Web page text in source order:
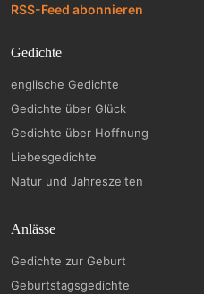
RSS-Feed abonnieren
Gedichte
englische Gedichte
Gedichte über Glück
Gedichte über Hoffnung
Liebesgedichte
Natur und Jahreszeiten
Anlässe
Gedichte zur Geburt
Geburtstagsgedichte